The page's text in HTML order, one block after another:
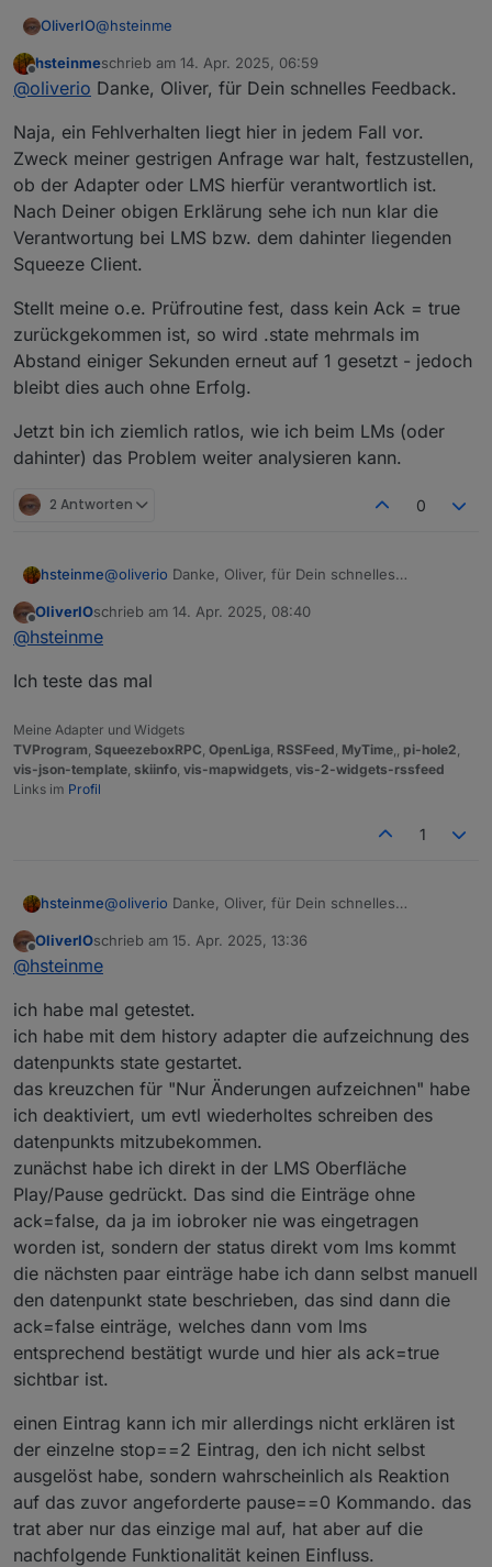
OliverIO@hsteinme
so wie es eigentlich auch vorgesehen ist.
wenn du bspw den play/stop/pause datenpunkt mit
dann wird zunächst intern der befehl an den
LMS/Lyrion-Server abgesetzt.
Der Adapter pollt kontinuierlich den Status vom Server.
Hat dann LMS/Lyrion in seinen Meldungen selbst den
Status verändert, dann wird über das Polling das
registriert und der state-Datenpunkt aktualisiert,
allerdings dann mit dem ack=true flag, da ja nun die
Information vom Gerät bestätigt wurde.
Datenzusammenstellungen in unterschiedlichen
Zeitabständen.
Wenn du da ein Fehlverhalten feststellst, dann bitte
hier nochmal schreiben. Der Playstatus sollte aber
minimal jede Sekunde abgefragt werden.
Offline
hsteinmeschrieb am 14. Apr. 2025, 06:59
zuletzt editiert von
@oliverio Danke, Oliver, für Dein schnelles Feedback.
Naja, ein Fehlverhalten liegt hier in jedem Fall vor.
Zweck meiner gestrigen Anfrage war halt, festzustellen,
ob der Adapter oder LMS hierfür verantwortlich ist.
Nach Deiner obigen Erklärung sehe ich nun klar die
Verantwortung bei LMS bzw. dem dahinter liegenden
Squeeze Client.
Stellt meine o.e. Prüfroutine fest, dass kein Ack = true
zurückgekommen ist, so wird .state mehrmals im
Abstand einiger Sekunden erneut auf 1 gesetzt - jedoch
bleibt dies auch ohne Erfolg.
Jetzt bin ich ziemlich ratlos, wie ich beim LMs (oder
dahinter) das Problem weiter analysieren kann.
2 Antworten 0
hsteinme@oliverio Danke, Oliver, für Dein schnelles
Naja, ein Fehlverhalten liegt hier in jedem Fall vor.
verantwortlich ist. Nach Deiner obigen Erklärung
dem dahinter liegenden Squeeze Client.
true zurückgekommen ist, so wird .state mehrmals im
jedoch bleibt dies auch ohne Erfolg.
dahinter) das Problem weiter analysieren kann.
Offline
OliverIOschrieb am 14. Apr. 2025, 08:40
zuletzt editiert von
@hsteinme
Ich teste das mal
Meine Adapter und Widgets
TVProgram SqueezeboxRPC OpenLiga RSSFeed MyTime pi-hole2
vis-json-template skiinfo vis-mapwidgets vis-2-widgets-rssfeed
Links im Profil
1
hsteinme@oliverio Danke, Oliver, für Dein schnelles
Naja, ein Fehlverhalten liegt hier in jedem Fall vor.
verantwortlich ist. Nach Deiner obigen Erklärung
sehe ich nun klar die Verantwortung bei LMS bzw.
dem dahinter liegenden Squeeze Client.
true zurückgekommen ist, so wird .state mehrmals im
Abstand einiger Sekunden erneut auf 1 gesetzt -
jedoch bleibt dies auch ohne Erfolg.
Jetzt bin ich ziemlich ratlos, wie ich beim LMs (oder
dahinter) das Problem weiter analysieren kann.
Offline
OliverIOschrieb am 15. Apr. 2025, 13:36
zuletzt editiert von
@hsteinme
ich habe mal getestet.
ich habe mit dem history adapter die aufzeichnung des
datenpunkts state gestartet.
das kreuzchen für "Nur Änderungen aufzeichnen" habe
ich deaktiviert, um evtl wiederholtes schreiben des
datenpunkts mitzubekommen.
zunächst habe ich direkt in der LMS Oberfläche
Play/Pause gedrückt. Das sind die Einträge ohne
ack=false, da ja im iobroker nie was eingetragen
worden ist, sondern der status direkt vom lms kommt
die nächsten paar einträge habe ich dann selbst manuell
den datenpunkt state beschrieben, das sind dann die
ack=false einträge, welches dann vom lms
entsprechend bestätigt wurde und hier als ack=true
sichtbar ist.
einen Eintrag kann ich mir allerdings nicht erklären ist
der einzelne stop==2 Eintrag, den ich nicht selbst
ausgelöst habe, sondern wahrscheinlich als Reaktion
auf das zuvor angeforderte pause==0 Kommando. das
trat aber nur das einzige mal auf, hat aber auf die
nachfolgende Funktionalität keinen Einfluss.